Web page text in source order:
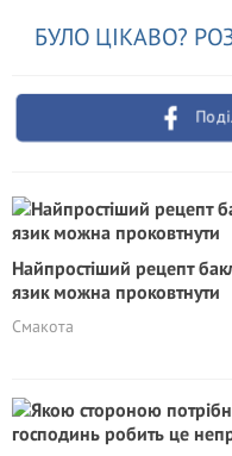
БУЛО ЦІКАВО?
Найпростіший рецепт
язик можна проковтнути
Смакота